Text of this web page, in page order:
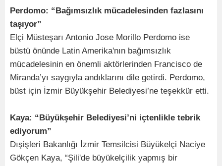
Perdomo: “Bağımsızlık mücadelesinden fazlasını
taşıyor”
Elçi Müsteşarı Antonio Jose Morillo Perdomo ise
büstü önünde Latin Amerika'nın bağımsızlık
mücadelesinin en önemli aktörlerinden Francisco de
Miranda’yı saygıyla andıklarını dile getirdi. Perdomo,
büst için İzmir Büyükşehir Belediyesi’ne teşekkür etti.
Kaya: “Büyükşehir Belediyesi’ni içtenlikle tebrik
ediyorum”
Dışişleri Bakanlığı İzmir Temsilcisi Büyükelçi Naciye
Gökçen Kaya, “Şili'de büyükelçilik yapmış bir